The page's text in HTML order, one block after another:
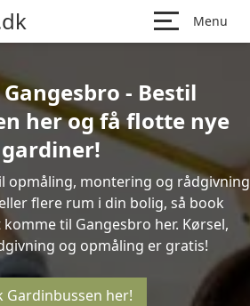
Menu
- Bestil
her og få flotte nye
gardiner!
opmåling, montering og rådgivning
flere rum i din bolig, så book
til Gangesbro her. Kørsel,
og opmåling er gratis!
Gardinbussen her!